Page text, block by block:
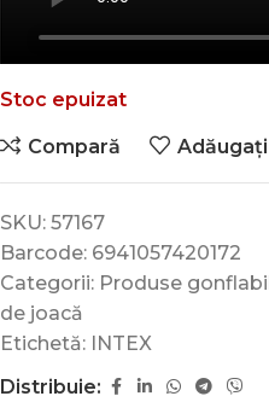
Stoc epuizat
Compară
SKU: 57167
Barcode: 6941057420172
Categorii: Produse
de joacă
Etichetă: INTEX
Distribuie: